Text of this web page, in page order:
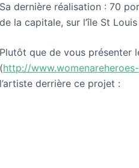
Sa dernière réalisation : 70
de la capitale, sur l’île St Louis
Plutôt que de vous présenter
(http://
l’artiste derrière ce projet :